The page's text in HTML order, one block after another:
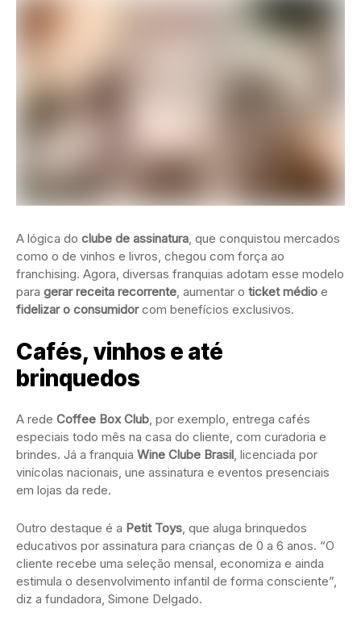
A lógica do clube de assinatura, que conquistou mercados
como o de vinhos e livros, chegou com força ao
franchising. Agora, diversas franquias adotam esse modelo
para gerar receita recorrente, aumentar o ticket médio e
fidelizar o consumidorcom benefícios exclusivos.
Cafés, vinhos e até
brinquedos
A rede Coffee Box Club, por exemplo, entrega cafés
especiais todo mês na casa do cliente, com curadoria e
brindes. Já a franquia Wine Clube Brasil, licenciada por
vinícolas nacionais, une assinatura e eventos presenciais
em lojas da rede.
Outro destaque é a Petit Toys, que aluga brinquedos
educativos por assinatura para crianças de 0 a 6 anos. “O
cliente recebe uma seleção mensal, economiza e ainda
estimula o desenvolvimento infantil de forma consciente”,
diz a fundadora, Simone Delgado.